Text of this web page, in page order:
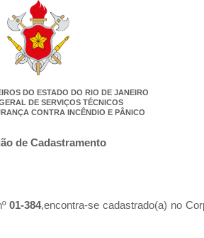
DO ESTADO DO RIO DE JANEIRO
DE SERVIÇOS TÉCNICOS
CONTRA INCÊNDIO E PÂNICO
de Cadastramento
01-384,encontra-se cadastrado(a) no